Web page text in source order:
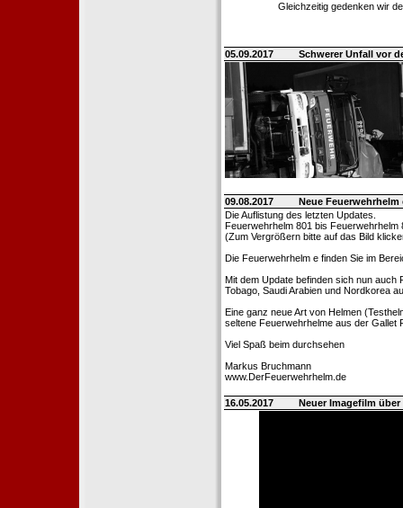
Gleichzeitig gedenken wir
05.09.2017 Schwerer Unfall vor
09.08.2017
Neue
Die Auflistung des letzten Updates.
Feuerwehrhelm 801 bis Feuerwehrhelm
(Zum Vergrößern bitte auf das Bild
Die Feuerwehrhelm e finden Sie im
Mit dem Update befinden sich nun auch
Tobago, Saudi Arabien und Nordkorea
Eine ganz neue Art von Helmen
seltene Feuerwehrhelme aus der Gallet
Viel Spaß beim durchsehen
Markus Bruchmann
www.DerFeuerwehrhelm.de
16.05.2017 Neuer Imagefilm